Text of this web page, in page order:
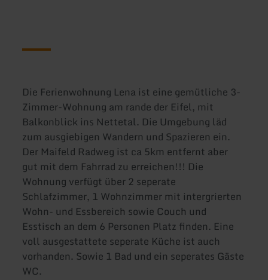
Die Ferienwohnung Lena ist eine gemütliche 3-
Zimmer-Wohnung am rande der Eifel, mit
Balkonblick ins Nettetal. Die Umgebung läd
zum ausgiebigen Wandern und Spazieren ein.
Der Maifeld Radweg ist ca 5km entfernt aber
gut mit dem Fahrrad zu erreichen!!! Die
Wohnung verfügt über 2 seperate
Schlafzimmer, 1 Wohnzimmer mit intergrierten
Wohn- und Essbereich sowie Couch und
Esstisch an dem 6 Personen Platz finden. Eine
voll ausgestattete seperate Küche ist auch
vorhanden. Sowie 1 Bad und ein seperates Gäste
WC.